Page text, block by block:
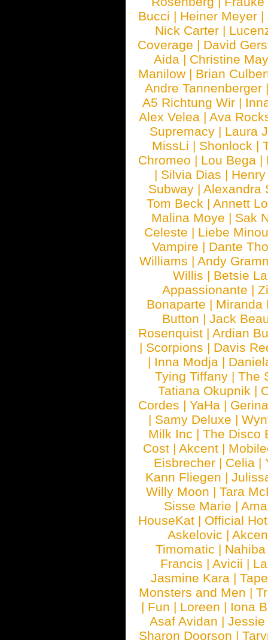
Bucci | Heiner Meyer |
Nick Carter |
Coverage | David
Aida | Christine
Manilow | Brian
Andre Tannenberger
A5 Richtung Wir |
Alex Velea | Ava
Supremacy | Laura
MissLi | Shonlock |
Chromeo | Lou Bega |
| Silvia Dias |
Subway |Alexandra
Tom Beck |Annett
Malina Moye | Sak
Celeste | Liebe Minou
Vampire | Dante
Williams | Andy
Willis | Betsie
Appassionante |
Bonaparte | Miranda
Button | Jack
Rosenquist |Ardian
| Scorpions | Davis
| Inna Modja |
Tying Tiffany |The
Tatiana Okupnik |
Cordes |YaHa |
| Samy Deluxe |
Milk Inc |The Disco
Cost |Akcent |
Eisbrecher | Celia |
Kann Fliegen |
Willy Moon |Tara
Sisse Marie |
HouseKat | Official
Askelovic |
Timomatic | Nahiba
Francis | Avicii |
Jasmine Kara |
Monsters and Men |
| Fun | Loreen | Iona
Asaf Avidan |Jessie
Sharon Doorson |